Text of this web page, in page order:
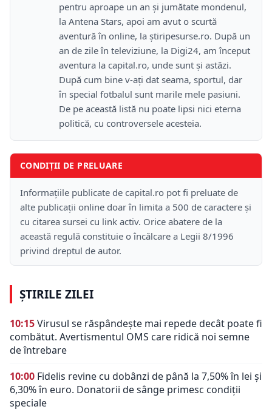
pentru aproape un an şi jumătate mondenul,
la Antena Stars, apoi am avut o scurtă
aventură în online, la ştiripesurse.ro. După un
an de zile în televiziune, la Digi24, am început
aventura la capital.ro, unde sunt şi astăzi.
După cum bine v-aţi dat seama, sportul, dar
în special fotbalul sunt marile mele pasiuni.
De pe această listă nu poate lipsi nici eterna
politică, cu controversele acesteia.
CONDIȚII DE PRELUARE
Informațiile publicate de capital.ro pot fi preluate de
alte publicații online doar în limita a 500 de caractere și
cu citarea sursei cu link activ. Orice abatere de la
această regulă constituie o încălcare a Legii 8/1996
privind dreptul de autor.
ȘTIRILE ZILEI
10:15Virusul se răspândește mai repede decât poate fi
combătut. Avertismentul OMS care ridică noi semne
de întrebare
10:00 Fidelis revine cu dobânzi de până la 7,50% în lei și
6,30% în euro. Donatorii de sânge primesc condiții
speciale